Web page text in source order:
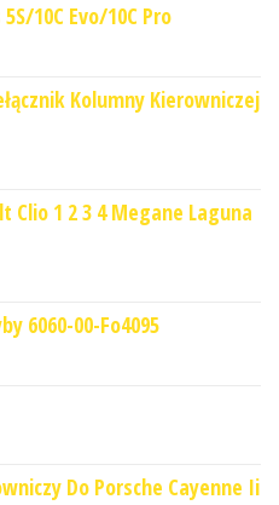
10C Evo/10C Pro
Kolumny Kierowniczej
Clio 1 2 3 4 Megane Laguna
6060-00-Fo4095
Do Porsche Cayenne Ii